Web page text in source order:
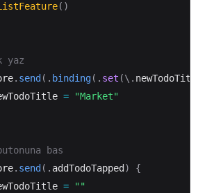
( )
yaz
. send ( . binding( . set (\ . newTodoTitle
=
"Market"
bas
. send ( . addTodoTapped )
{
=
""